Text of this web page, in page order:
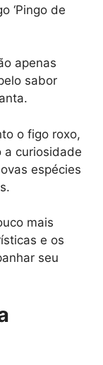
‘Pingo de
apenas
sabor
o figo roxo,
a curiosidade
espécies
mais
e os
seu